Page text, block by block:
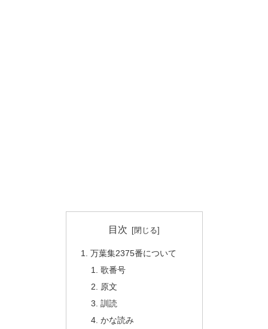
目次
万葉集2375番について
歌番号
原文
訓読
かな読み